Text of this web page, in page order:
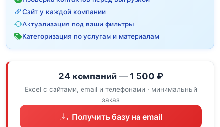
Сайт у каждой компании
Актуализация под ваши фильтры
Категоризация по услугам и материалам
24 компаний — 1 500 ₽
Excel с сайтами, email и телефонами · минимальный
заказ
Получить базу на email